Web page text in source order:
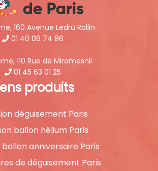
160 Avenue Ledru Rollin
01 40 09 74 86
110 Rue de Miromesnil
01 45 63 01 25
produits
déguisement Paris
ballon hélium Paris
ballon anniversaire Paris
de déguisement Paris